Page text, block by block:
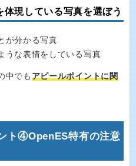
現している写真を選ぼう
が分かる写真
うな表情をしている写真
中でも アピールポイントに関
ト④OpenES特有の注意